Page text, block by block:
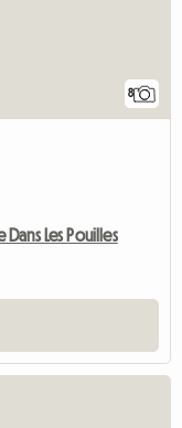
8
Les Pouilles